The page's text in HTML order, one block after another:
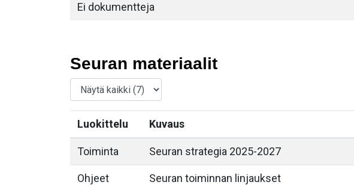
Ei dokumentteja
Seuran materiaalit
Luokittelu Kuvaus
Toiminta Seuran strategia 2025-2027
Ohjeet Seuran toiminnan linjaukset